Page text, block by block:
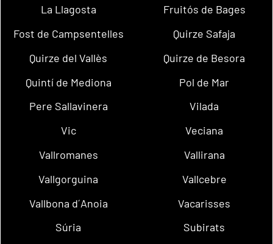
La Llagosta
Fruitós de Bages
Fost de Campsentelles
Quirze Safaja
Quirze del Vallès
Quirze de Besora
Quintí de Mediona
Pol de Mar
Pere Sallavinera
Vilada
Vic
Veciana
Vallromanes
Vallirana
Vallgorguina
Vallcebre
Vallbona d´Anoia
Vacarisses
Súria
Subirats